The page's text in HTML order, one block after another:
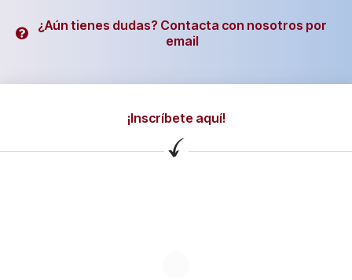
¿Aún tienes dudas? Contacta con nosotros por
email
¡Inscríbete aquí!